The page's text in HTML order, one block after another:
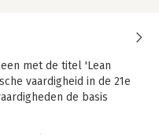
met de titel 'Lean
vaardigheid in de 21e
de basis